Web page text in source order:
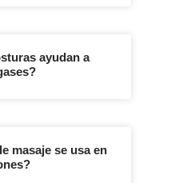
ayudan a
masaje se usa en